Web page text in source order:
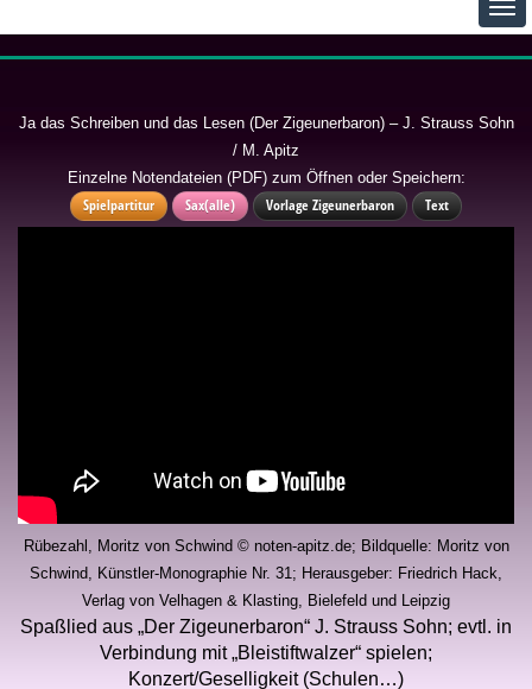
Ja das Schreiben und das Lesen (Der Zigeunerbaron) – J. Strauss Sohn
/ M. Apitz
Einzelne Notendateien (PDF) zum Öffnen oder Speichern:
Spielpartitur Sax(alle) Vorlage Zigeunerbaron Text
Rübezahl, Moritz von Schwind © noten-apitz.de; Bildquelle: Moritz von
Schwind, Künstler-Monographie Nr. 31; Herausgeber: Friedrich Hack,
Verlag von Velhagen & Klasting, Bielefeld und Leipzig
Spaßlied aus „Der Zigeunerbaron“ J. Strauss Sohn; evtl. in
Verbindung mit „Bleistiftwalzer“ spielen;
Konzert/Geselligkeit (Schulen…)